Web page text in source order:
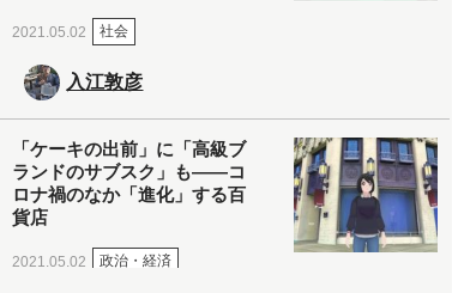
2021.05.02 社会
入江敦彦
「ケーキの出前」に「高級ブ
ランドのサブスク」も――コ
ロナ禍のなか「進化」する百
貨店
2021.05.02 政治・経済